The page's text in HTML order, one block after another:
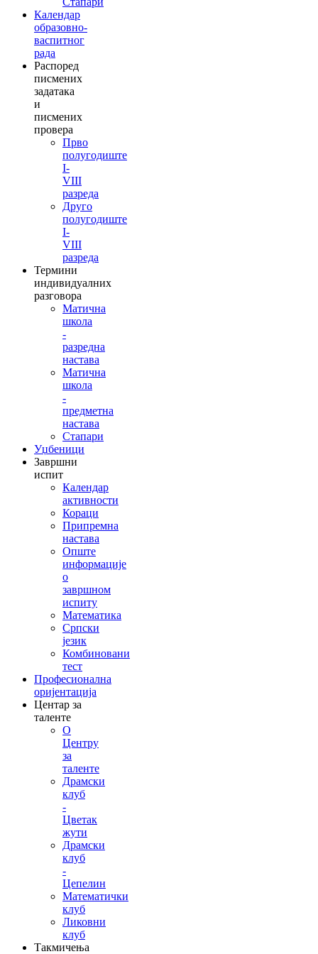
Календар
образовно-
васпитног
рада
Распоред
писмених
задатака
и
писмених
провера
Прво
полугодиште
I-
VIII
разреда
Друго
полугодиште
I-
VIII
разреда
Термини
индивидуалних
разговора
Матична
школа
-
разредна
настава
Матична
школа
-
предметна
настава
Стапари
Уџбеници
Завршни
испит
Календар
активности
Кораци
Припремна
настава
Опште
информације
о
завршном
испиту
Математика
Српски
језик
Комбиновани
тест
Професионална
оријентација
Центар за
таленте
О
Центру
за
таленте
Драмски
клуб
-
Цветак
жути
Драмски
клуб
-
Цепелин
Математички
клуб
Ликовни
клуб
Такмичења